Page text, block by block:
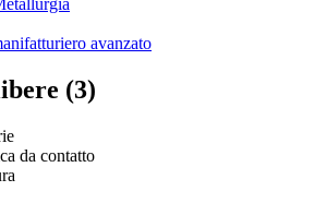
avanzato
(3)
da contatto